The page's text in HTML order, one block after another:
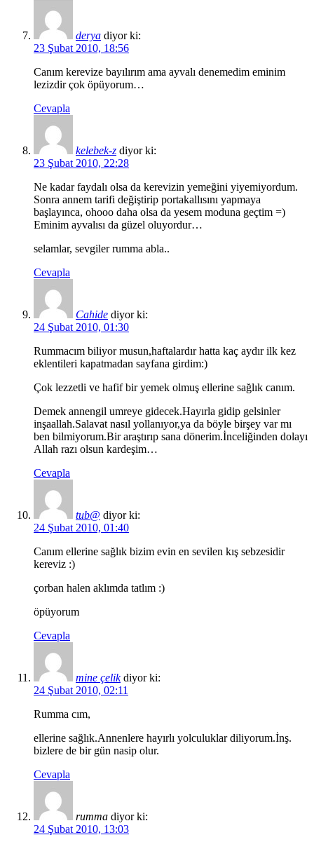
derya diyor ki:
23 Şubat 2010, 18:56
Canım kerevize bayılırım ama ayvalı denemedim eminim
lezizdir çok öpüyorum…
Cevapla
kelebek-z diyor ki:
23 Şubat 2010, 22:28
Ne kadar faydalı olsa da kerevizin yemeğini yiyemiyordum.
Sonra annem tarifi değiştirip portakallısını yapmaya
başlayınca, ohooo daha olsa da yesem moduna geçtim =)
Eminim ayvalısı da güzel oluyordur…
selamlar, sevgiler rumma abla..
Cevapla
Cahide diyor ki:
24 Şubat 2010, 01:30
Rummacım biliyor musun,haftalardır hatta kaç aydır ilk kez
eklentileri kapatmadan sayfana girdim:)
Çok lezzetli ve hafif bir yemek olmuş ellerine sağlık canım.
Demek annengil umreye gidecek.Hayırla gidip gelsinler
inşaallah.Salavat nasıl yollanıyor,ya da böyle birşey var mı
ben bilmiyorum.Bir araştırıp sana dönerim.İnceliğinden dolayı
Allah razı olsun kardeşim…
Cevapla
tub@ diyor ki:
24 Şubat 2010, 01:40
Canım ellerine sağlık bizim evin en sevilen kış sebzesidir
kereviz :)
çorban halen aklımda tatlım :)
öpüyorum
Cevapla
mine çelik diyor ki:
24 Şubat 2010, 02:11
Rumma cım,
ellerine sağlık.Annenlere hayırlı yolculuklar diliyorum.İnş.
bizlere de bir gün nasip olur.
Cevapla
rumma diyor ki:
24 Şubat 2010, 13:03